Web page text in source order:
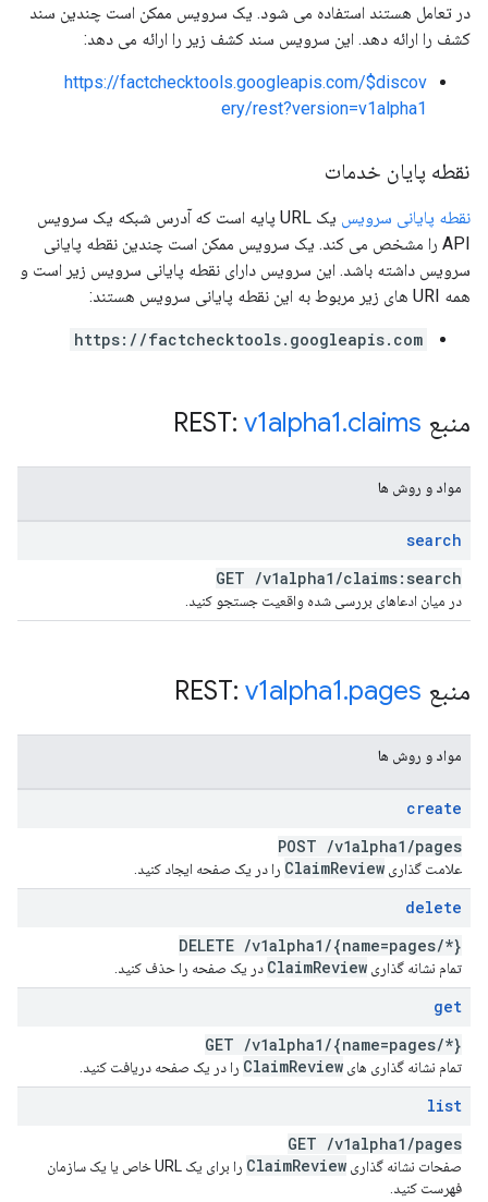
در تعامل هستند استفاده می شود. یک سرویس ممکن است چندین سند
کشف را ارائه دهد. این سرویس سند کشف زیر را ارائه می دهد:
https://factchecktools.googleapis.com/$discov
ery/rest?version=v1alpha1
نقطه پایان خدمات
نقطه پایانی سرویس
یک URL پایه است که آدرس شبکه یک سرویس
API را مشخص می کند. یک سرویس ممکن است چندین نقطه پایانی
سرویس داشته باشد. این سرویس دارای نقطه پایانی سرویس زیر است و
همه URI های زیر مربوط به این نقطه پایانی سرویس هستند:
https://factchecktools.googleapis.com
منبع REST: v1alpha1.claims
مواد و روش ها
search
GET /v1alpha1 /claims:search
در میان ادعاهای بررسی شده واقعیت جستجو کنید.
منبع REST: v1alpha1.pages
مواد و روش ها
create
POST /v1alpha1 /pages
علامت گذاری ClaimReview را در یک صفحه ایجاد کنید.
delete
DELETE /v1alpha1 /{name=pages/*}
تمام نشانه گذاری ClaimReview در یک صفحه را حذف کنید.
get
GET /v1alpha1 /{name=pages/*}
تمام نشانه گذاری های ClaimReview را در یک صفحه دریافت کنید.
list
GET /v1alpha1 /pages
صفحات نشانه گذاری ClaimReview
را برای یک URL خاص یا یک سازمان
فهرست کنید.